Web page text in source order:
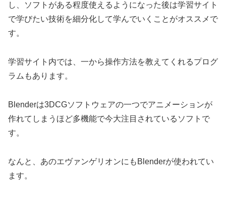
し、ソフトがある程度使えるようになった後は学習サイト
で学びたい技術を細分化して学んでいくことがオススメで
す。
学習サイト内では、一から操作方法を教えてくれるプログ
ラムもあります。
Blenderは3DCGソフトウェアの一つでアニメーションが
作れてしまうほど多機能で今大注目されているソフトで
す。
なんと、あのエヴァンゲリオンにもBlenderが使われてい
ます。